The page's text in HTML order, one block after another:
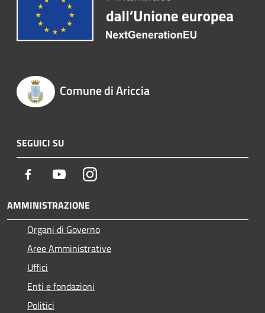
Comune di Ariccia
SEGUICI SU
Facebook YoutubeInstagram
AMMINISTRAZIONE
Organi di Governo
Aree Amministrative
Uffici
Enti e fondazioni
Politici